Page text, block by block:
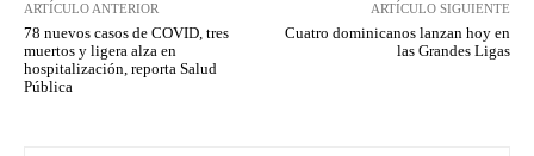
ARTÍCULO ANTERIOR
78 nuevos casos de COVID, tres
muertos y ligera alza en
hospitalización, reporta Salud
Pública
ARTÍCULO SIGUIENTE
Cuatro dominicanos lanzan hoy en
las Grandes Ligas